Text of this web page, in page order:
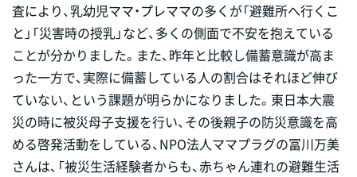
査により、乳幼児ママ・プレママの多くが「避難所へ行くこ
と」「災害時の授乳」など、多くの側面で不安を抱えている
ことが分かりました。また、昨年と比較し備蓄意識が高ま
った一方で、実際に備蓄している人の割合はそれほど伸び
ていない、という課題が明らかになりました。東日本大震
災の時に被災母子支援を行い、その後親子の防災意識を高
める啓発活動をしている、NPO法人ママプラグの冨川万美
さんは、「被災生活経験者からも、赤ちゃん連れの避難生活